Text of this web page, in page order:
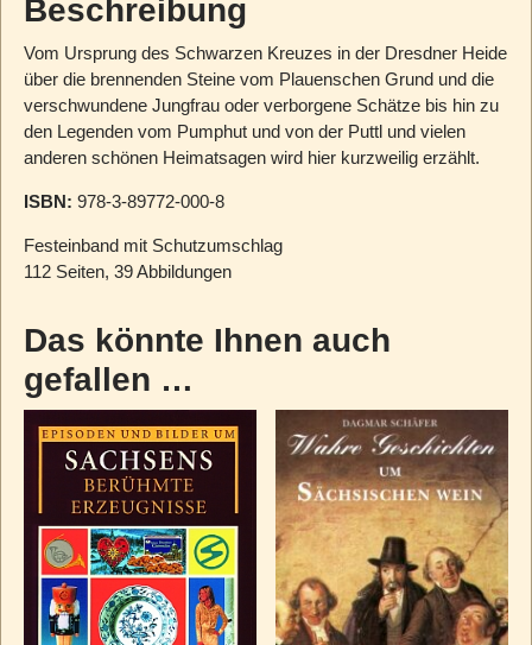
Beschreibung
Vom Ursprung des Schwarzen Kreuzes in der Dresdner Heide
über die brennenden Steine vom Plauenschen Grund und die
verschwundene Jungfrau oder verborgene Schätze bis hin zu
den Legenden vom Pumphut und von der Puttl und vielen
anderen schönen Heimatsagen wird hier kurzweilig erzählt.
ISBN: 978-3-89772-000-8
Festeinband mit Schutzumschlag
112 Seiten, 39 Abbildungen
Das könnte Ihnen auch
gefallen …